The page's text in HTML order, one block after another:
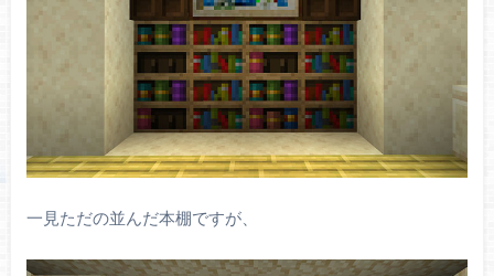
一見ただの並んだ本棚ですが、